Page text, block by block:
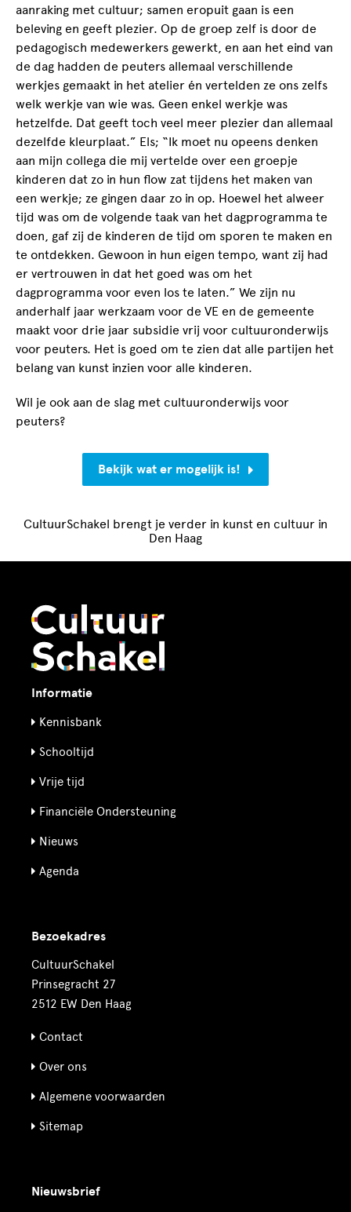
aanraking met cultuur; samen eropuit gaan is een
beleving en geeft plezier. Op de groep zelf is door de
pedagogisch medewerkers gewerkt, en aan het eind van
de dag hadden de peuters allemaal verschillende
werkjes gemaakt in het atelier én vertelden ze ons zelfs
welk werkje van wie was. Geen enkel werkje was
hetzelfde. Dat geeft toch veel meer plezier dan allemaal
dezelfde kleurplaat.” Els; “Ik moet nu opeens denken
aan mijn collega die mij vertelde over een groepje
kinderen dat zo in hun flow zat tijdens het maken van
een werkje; ze gingen daar zo in op. Hoewel het alweer
tijd was om de volgende taak van het dagprogramma te
doen, gaf zij de kinderen de tijd om sporen te maken en
te ontdekken. Gewoon in hun eigen tempo, want zij had
er vertrouwen in dat het goed was om het
dagprogramma voor even los te laten.” We zijn nu
anderhalf jaar werkzaam voor de VE en de gemeente
maakt voor drie jaar subsidie vrij voor cultuuronderwijs
voor peuters. Het is goed om te zien dat alle partijen het
belang van kunst inzien voor alle kinderen.
Wil je ook aan de slag met cultuuronderwijs voor
peuters?
Bekijk wat er mogelijk is!
CultuurSchakel brengt je verder in kunst en cultuur in
Den Haag
Informatie
Kennisbank
Schooltijd
Vrije tijd
Financiële Ondersteuning
Nieuws
Agenda
Bezoekadres
CultuurSchakel
Prinsegracht 27
2512 EW Den Haag
Contact
Over ons
Algemene voorwaarden
Sitemap
Nieuwsbrief